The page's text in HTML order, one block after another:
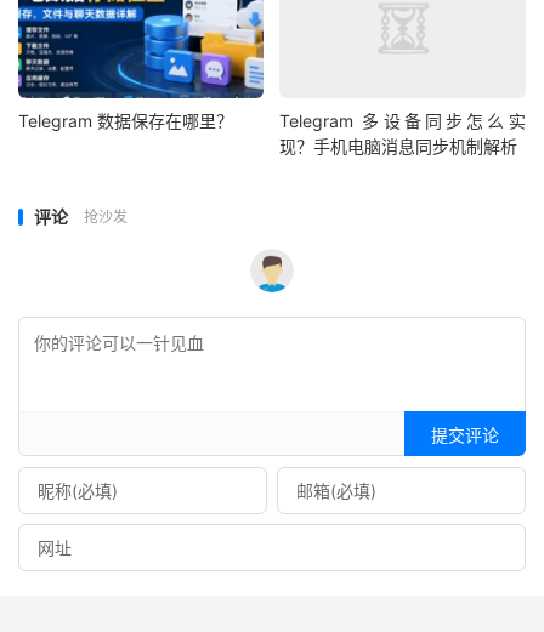
Telegram 数据保存在哪里？
Telegram 多设备同步怎么实
现？手机电脑消息同步机制解析
评论 抢沙发
提交评论